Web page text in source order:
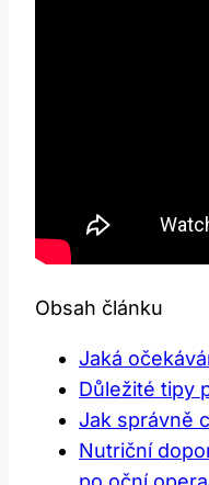
Obsah článku
Jaká
Důležité tipy
Jak​ správně
Nutriční